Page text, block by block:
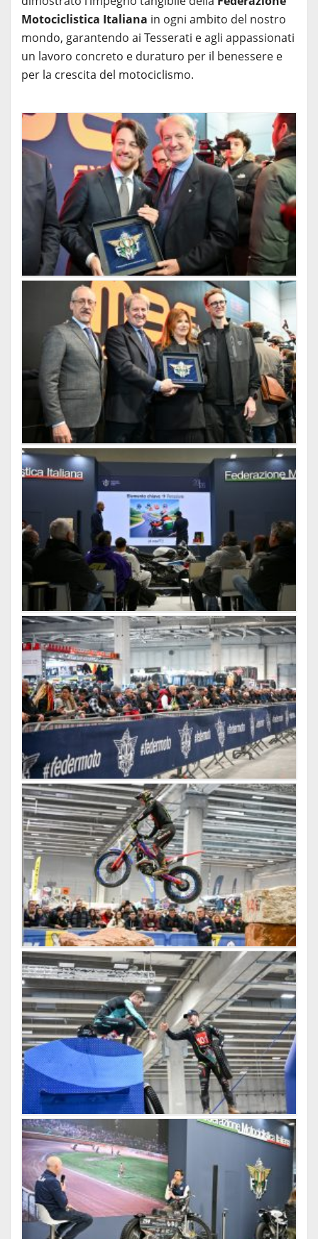
Motociclistica Italiana in ogni ambito del nostro
mondo, garantendo ai Tesserati e agli appassionati
un lavoro concreto e duraturo per il benessere e
per la crescita del motociclismo.